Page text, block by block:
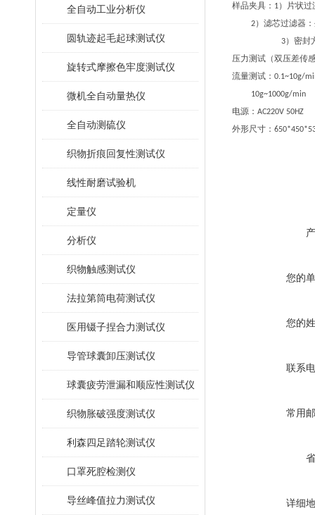
全自动工业分析仪
圆轨迹起毛起球测试仪
旋转式摩擦色牢度测试仪
微机全自动量热仪
全自动测硫仪
织物折痕回复性测试仪
线性耐磨试验机
定量仪
分析仪
织物触感测试仪
法拉第筒电荷测试仪
医用镊子捏合力测试仪
导管球囊卸压测试仪
球囊疲劳泄漏和顺应性测试仪
织物胀破强度测试仪
利森四足踏轮测试仪
口罩死腔检测仪
导丝峰值拉力测试仪
样品夹具： 1）片状
2）滤芯过滤器
3）密封
压力测试（双压差传
流量测试： 0.1~10g/
10g~1000g/min
电源： AC220V 50HZ
外形尺寸：
您的
您的
联系
常用
详细